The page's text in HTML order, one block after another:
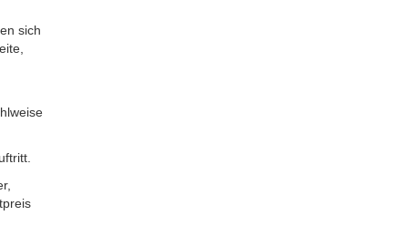
sich